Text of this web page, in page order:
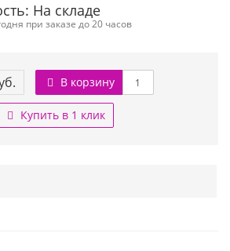
На складе
при заказе до 20 часов
В корзину
Купить в 1 клик